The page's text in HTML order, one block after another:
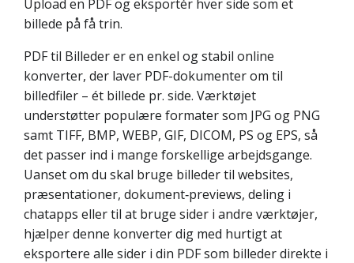
Upload en PDF og eksportér hver side som et
billede på få trin.
PDF til Billeder er en enkel og stabil online
konverter, der laver PDF-dokumenter om til
billedfiler – ét billede pr. side. Værktøjet
understøtter populære formater som JPG og PNG
samt TIFF, BMP, WEBP, GIF, DICOM, PS og EPS, så
det passer ind i mange forskellige arbejdsgange.
Uanset om du skal bruge billeder til websites,
præsentationer, dokument‑previews, deling i
chatapps eller til at bruge sider i andre værktøjer,
hjælper denne konverter dig med hurtigt at
eksportere alle sider i din PDF som billeder direkte i